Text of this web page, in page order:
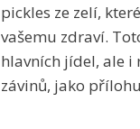
pickles ze zelí,
vašemu zdraví.
hlavních jídel, ale i
závinů, jako